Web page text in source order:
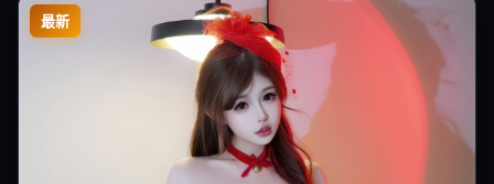
最新